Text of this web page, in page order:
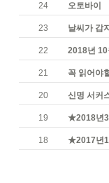
24 오토바이
23 날씨가 갑
22 2018년 10
21 꼭 읽어야
20 신명 서커
19 ★2018년3
18 ★2017년